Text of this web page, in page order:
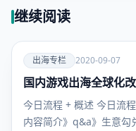
继续阅读
爱
出海专
栏
出海专栏 2020-09-07
国内游戏出海全球化
今⽇流程 + 概述 今日流
内容简介》q&a》生意勾